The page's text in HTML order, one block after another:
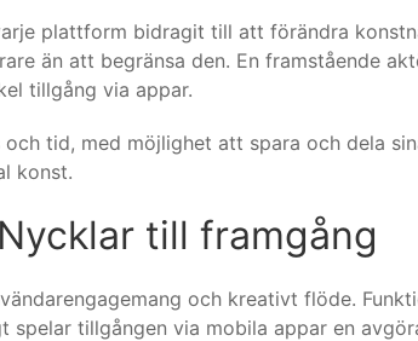
plattform bidragit till att förändra
än att begränsa den. En framstående
tillgång via appar.
tid, med möjlighet att spara och dela
konst.
till framgång
och kreativt flöde.
spelar tillgången via mobila appar en